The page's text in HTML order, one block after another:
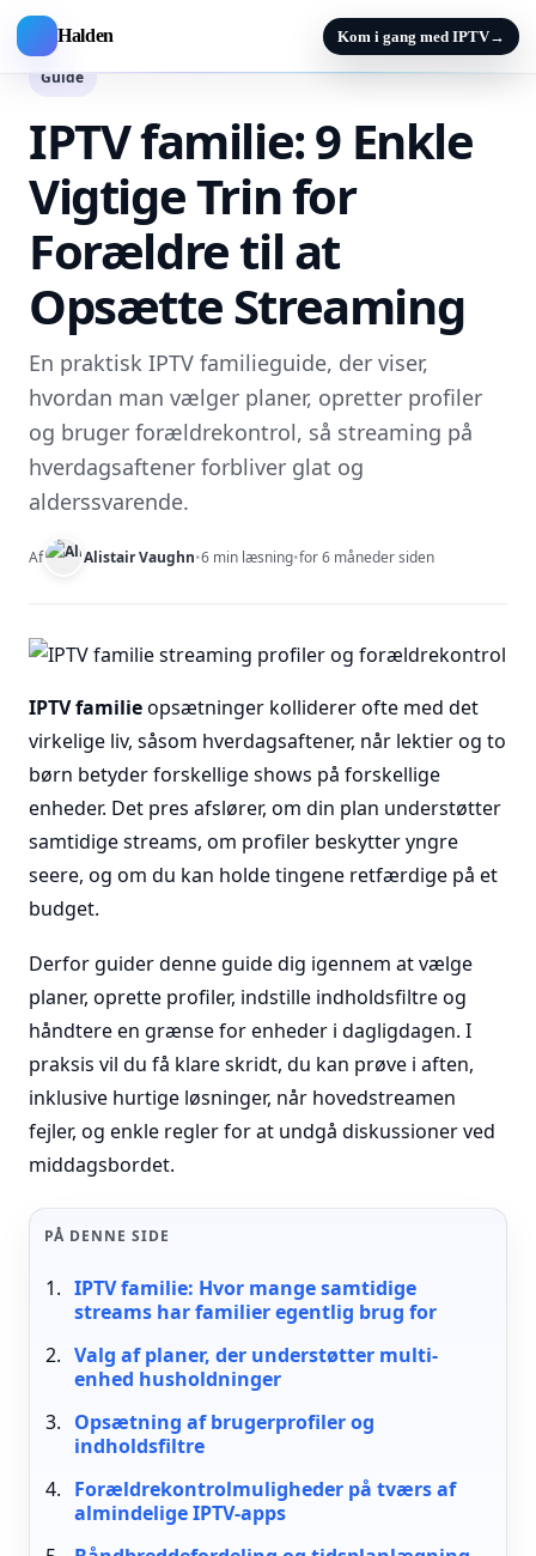
Halden Kom i gang med IPTV→
Guide
IPTV familie: 9 Enkle
Vigtige Trin for
Forældre til at
Opsætte Streaming
En praktisk IPTV familieguide, der viser,
hvordan man vælger planer, opretter profiler
og bruger forældrekontrol, så streaming på
hverdagsaftener forbliver glat og
alderssvarende.
Af Alistair Vaughn•6 min læsning•for 6 måneder siden
IPTV familieopsætninger kolliderer ofte med det
virkelige liv, såsom hverdagsaftener, når lektier og to
børn betyder forskellige shows på forskellige
enheder. Det pres afslører, om din plan understøtter
samtidige streams, om profiler beskytter yngre
seere, og om du kan holde tingene retfærdige på et
budget.
Derfor guider denne guide dig igennem at vælge
planer, oprette profiler, indstille indholdsfiltre og
håndtere en grænse for enheder i dagligdagen. I
praksis vil du få klare skridt, du kan prøve i aften,
inklusive hurtige løsninger, når hovedstreamen
fejler, og enkle regler for at undgå diskussioner ved
middagsbordet.
PÅ DENNE SIDE
IPTV familie: Hvor mange samtidige
streams har familier egentlig brug for
Valg af planer, der understøtter multi-
enhed husholdninger
Opsætning af brugerprofiler og
indholdsfiltre
Forældrekontrolmuligheder på tværs af
almindelige IPTV-apps